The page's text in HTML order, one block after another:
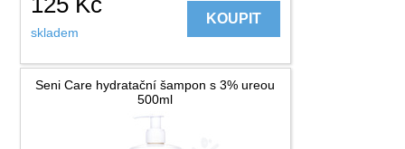
skladem
KOUPIT
Seni Care hydratační šampon s 3% ureou
500ml